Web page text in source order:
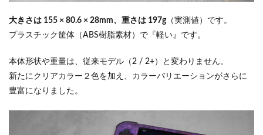
大きさは 155 × 80.6 × 28mm、重さは 197g（実測値）です。
プラスチック筐体（ABS樹脂素材）で『軽い』です。
本体形状や重量は、従来モデル（2 / 2+）と変わりません。
新たにクリアカラー２色を加え、カラーバリエーションがさらに
豊富になりました。